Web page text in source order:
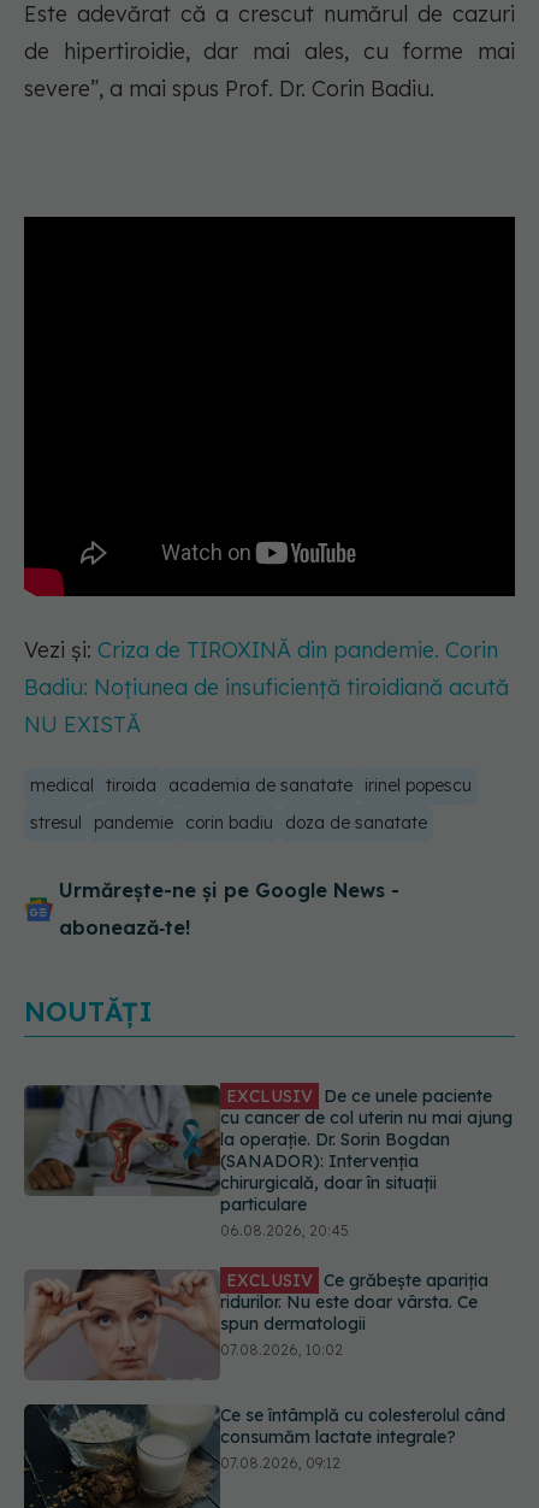
Este adevărat că a crescut numărul de cazuri
de hipertiroidie, dar mai ales, cu forme mai
severe”, a mai spus Prof. Dr. Corin Badiu.
Vezi și: Criza de TIROXINĂ din pandemie. Corin
Badiu: Noțiunea de insuficiență tiroidiană acută
NU EXISTĂ
medical tiroida academia de sanatate
irinel popescu
stresul
pandemie corin badiu doza de sanatate
Urmărește-ne și pe Google News -
abonează‑te!
NOUTĂȚI
EXCLUSIV De ce unele paciente
cu cancer de col uterin nu mai ajung
la operație. Dr. Sorin Bogdan
(SANADOR): Intervenția
chirurgicală, doar în situații
particulare
06.08.2026, 20:45
EXCLUSIV Ce grăbește apariția
ridurilor. Nu este doar vârsta. Ce
spun dermatologii
07.08.2026, 10:02
Ce se întâmplă cu colesterolul când
consumăm lactate integrale?
07.08.2026, 09:12